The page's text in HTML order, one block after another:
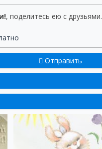
, поделитесь ею с друзьями.
Отправить